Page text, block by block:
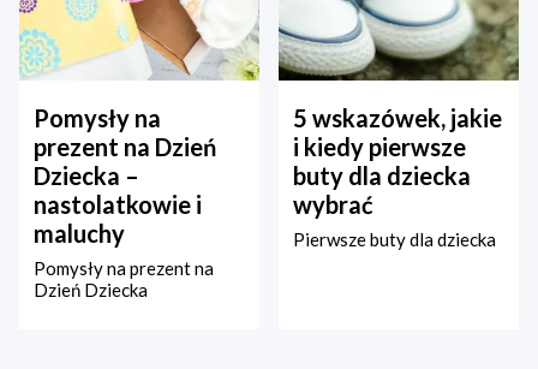
Pomysły na
prezent na Dzień
Dziecka –
nastolatkowie i
maluchy
Pomysły na prezent na
Dzień Dziecka
5 wskazówek, jakie
i kiedy pierwsze
buty dla dziecka
wybrać
Pierwsze buty dla dziecka